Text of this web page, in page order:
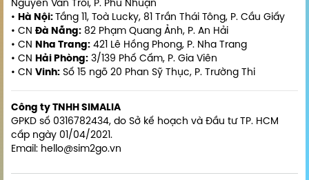
Nguyễn Văn Trỗi, P. Phú Nhuận
• Hà Nội:
Tầng 11, Toà Lucky, 81 Trần Thái Tông, P. Cầu Giấy
• CN Đà Nẵng: 82 Phạm Quang Ảnh, P. An Hải
• CN Nha Trang: 421 Lê Hồng Phong, P. Nha Trang
• CN Hải Phòng: 3/139 Phố Cấm, P. Gia Viên
• CN Vinh: Số 15 ngõ 20 Phan Sỹ Thục, P. Trường Thi
Công ty TNHH SIMALIA
GPKD số 0316782434, do Sở kế hoạch và Đầu tư TP. HCM
cấp ngày 01/04/2021.
Email: hello@sim2go.vn